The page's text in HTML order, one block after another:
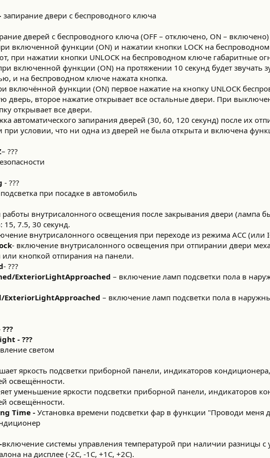
запирание двери с беспроводного ключа
дверей с беспроводного ключа (OFF – отключено, ON – включено)
включенной функции (ON) и нажатии кнопки LOCK на
при нажатии кнопки UNLOCK на беспроводном ключе габаритные
включенной функции (ON) на протяжении 10 секунд будет звучать
и на беспроводном ключе нажата кнопка.
включённой функции (ON) первое нажатие на кнопку UNLOCK
дверь, второе нажатие открывает все остальные двери. При
открывает все двери.
автоматического запирания дверей (30, 60, 120 секунд) после их
при условии, что ни одна из дверей не была открыта и включена
– ???
- ???
подсветка при посадке в автомобиль
работы внутрисалонного освещения после закрывания двери (лампа
7.5, 30 секунд.
внутрисалонного освещения при переходе из режима АСС (или
- включение внутрисалонного освещения при отпирании двери
кнопкой отпирания на панели.
- ???
ExteriorLightApproached – включение ламп подсветки пола в
ExteriorLightApproached – включение ламп подсветки пола в
- ???
светом
яркость подсветки приборной панели, индикаторов
освещённости.
уменьшение яркости подсветки приборной панели, индикаторов
освещённости.
Time - Установка времени подсветки фар в функции "Проводи меня
включение системы управления температурой при наличии разницы с
на дисплее (-2C, -1C, +1C, +2C).